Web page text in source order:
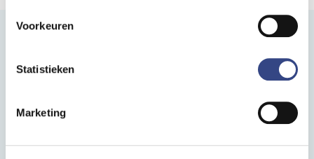
onderaan de pagina.
Voorkeuren
Statistieken
Marketing
Oudlaan 4, 3515 GA Utrecht